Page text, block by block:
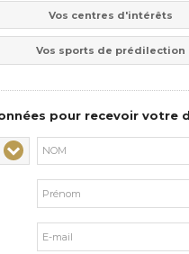
Vos centres d'intérêts
Vos sports de prédilection
pour recevoir votre